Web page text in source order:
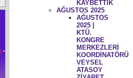
KAYBETTİK
AĞUSTOS 2025
AĞUSTOS
2025 |
KTÜ.
KONGRE
MERKEZLERİ
KOORDİNATÖRÜ
VEYSEL
ATASOY